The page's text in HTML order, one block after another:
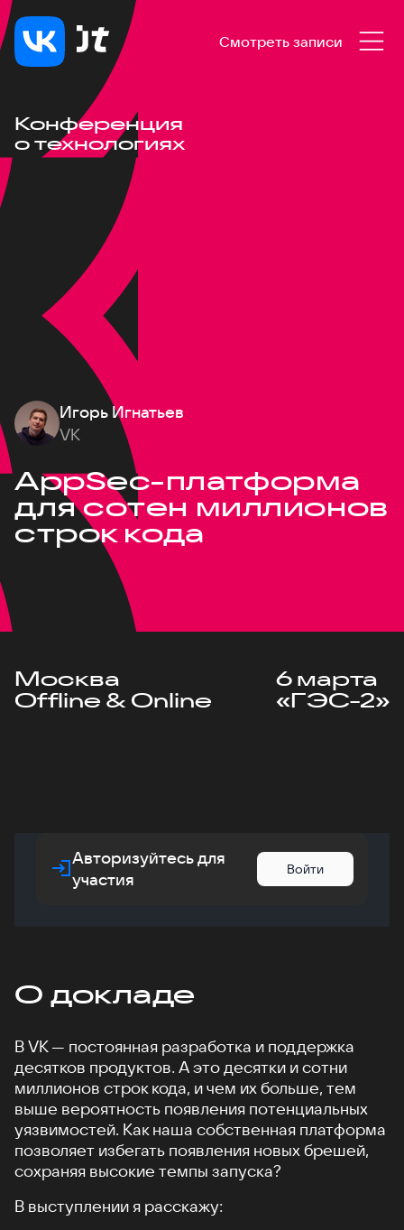
Смотреть записи
Конференция
о технологиях
Игорь Игнатьев
VK
AppSec-платформа
для сотен миллионов
строк кода
Москва
Offline & Online
6 марта
«ГЭС-2»
Авторизуйтесь для
участия
Войти
О докладе
В VK — постоянная разработка и поддержка
десятков продуктов. А это десятки и сотни
миллионов строк кода, и чем их больше, тем
выше вероятность появления потенциальных
уязвимостей. Как наша собственная платформа
позволяет избегать появления новых брешей,
сохраняя высокие темпы запуска?
В выступлении я расскажу: